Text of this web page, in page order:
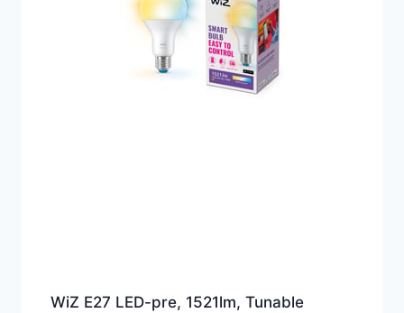
WiZ E27 LED-pre, 1521lm, Tunable